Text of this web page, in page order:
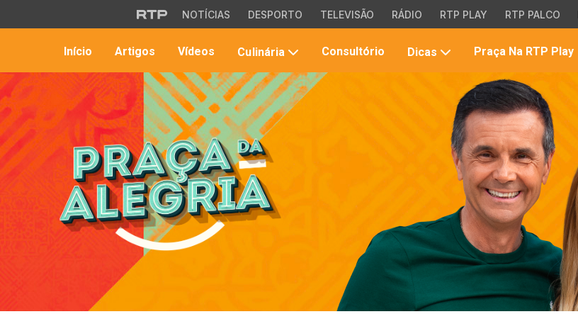
Saltar para o conteúdo principal
NOTÍCIAS DESPORTO TELEVISÃO RÁDIO RTP PLAY RTP PALCO
Início Artigos Vídeos Culinária Consultório Dicas Praça Na RTP Play